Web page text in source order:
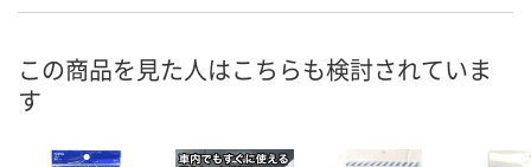
この商品を見た人はこちらも検討されていま
す